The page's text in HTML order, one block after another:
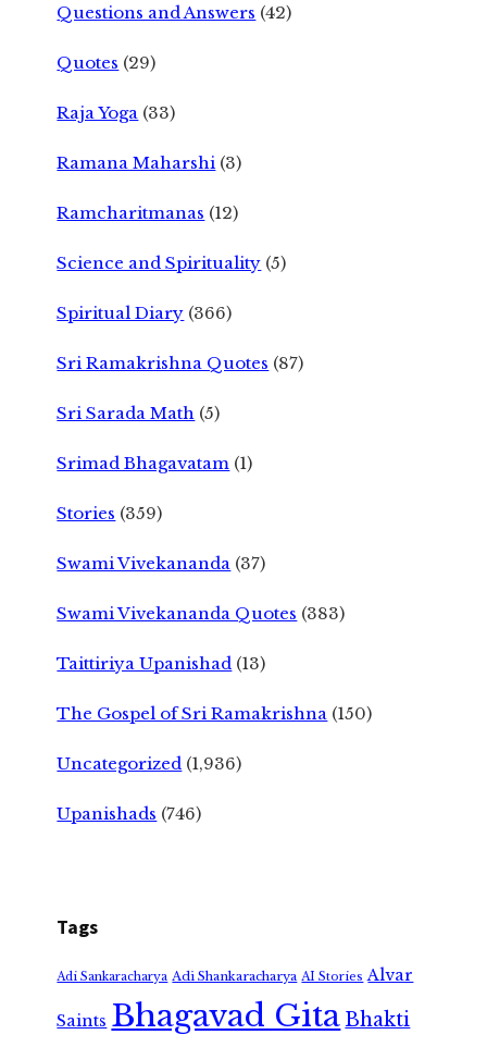
Questions and Answers (42)
Quotes (29)
Raja Yoga (33)
Ramana Maharshi (3)
Ramcharitmanas (12)
Science and Spirituality (5)
Spiritual Diary (366)
Sri Ramakrishna Quotes (87)
Sri Sarada Math (5)
Srimad Bhagavatam (1)
Stories (359)
Swami Vivekananda (37)
Swami Vivekananda Quotes (383)
Taittiriya Upanishad (13)
The Gospel of Sri Ramakrishna (150)
Uncategorized (1,936)
Upanishads (746)
Tags
Adi Sankaracharya Adi Shankaracharya AI Stories Alvar
Saints Bhagavad GitaBhakti